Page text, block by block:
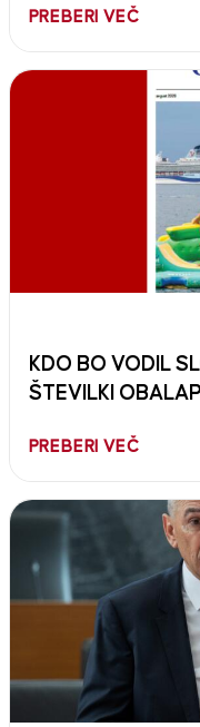
PREBERI VEČ
KDO BO VODIL
ŠTEVILKI
PREBERI VEČ